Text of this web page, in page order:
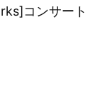
コンサート